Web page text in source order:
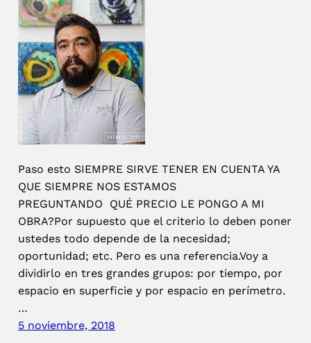
Paso esto SIEMPRE SIRVE TENER EN CUENTA YA
QUE SIEMPRE NOS ESTAMOS
PREGUNTANDO QUÉ PRECIO LE PONGO A MI
OBRA?Por supuesto que el criterio lo deben poner
ustedes todo depende de la necesidad;
oportunidad; etc. Pero es una referencia.Voy a
dividirlo en tres grandes grupos: por tiempo, por
espacio en superficie y por espacio en perímetro.
…
5 noviembre, 2018